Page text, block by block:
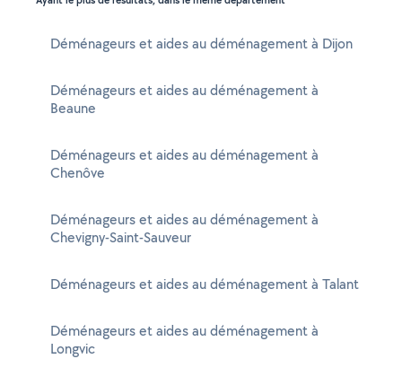
Déménageurs et aides au déménagement à Dijon
Déménageurs et aides au déménagement à
Beaune
Déménageurs et aides au déménagement à
Chenôve
Déménageurs et aides au déménagement à
Chevigny-Saint-Sauveur
Déménageurs et aides au déménagement à Talant
Déménageurs et aides au déménagement à
Longvic